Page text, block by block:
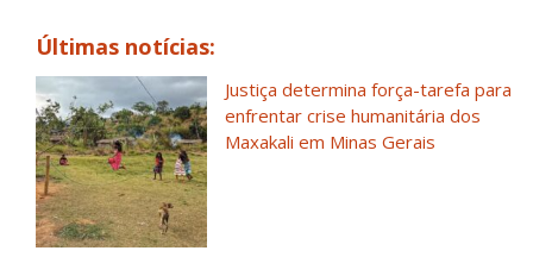
Últimas notícias:
Justiça determina força-tarefa para
enfrentar crise humanitária dos
Maxakali em Minas Gerais